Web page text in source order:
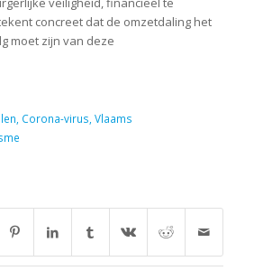
concreet dat de omzetdaling het
moet zijn van deze
Corona-virus Vlaams